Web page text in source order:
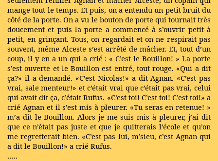
mange tout le temps. Et puis, on a entendu un petit bruit du
côté de la porte. On a vu le bouton de porte qui tournait très
doucement et puis la porte a commencé à s’ouvrir petit à
petit, en grinçant. Tous, on regardait et on ne respirait pas
souvent, même Alceste s’est arrêté de mâcher. Et, tout d’un
coup, il y en a un qui a crié : « C’est le Bouillon! » La porte
s’est ouverte et le Bouillon est entré, tout rouge. «Qui a dit
ça?» il a demandé. «C’est Nicolas!» a dit Agnan. «C’est pas
vrai, sale menteur!» et c’était vrai que c’était pas vrai, celui
qui avait dit ça, c’était Rufus. «C’est toi! C’est toi! C’est toi!» a
crié Agnan et il s’est mis à pleurer. «Tu seras en retenue! »
m’a dit le Bouillon. Alors je me suis mis à pleurer, j’ai dit
que ce n’était pas juste et que je quitterais l’école et qu’on
me regretterait bien. «C’est pas lui, m’sieu, c’est Agnan qui
a dit le Bouillon!» a crié Rufus.
…..